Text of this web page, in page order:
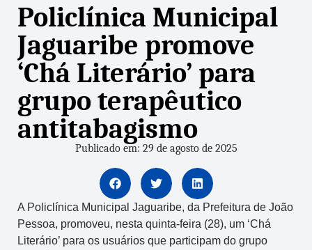
Policlínica Municipal
Jaguaribe promove
‘Chá Literário’ para
grupo terapêutico
antitabagismo
Publicado em: 29 de agosto de 2025
A Policlínica Municipal Jaguaribe, da Prefeitura de João
Pessoa, promoveu, nesta quinta-feira (28), um ‘Chá
Literário’ para os usuários que participam do grupo